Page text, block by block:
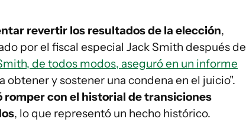
revertir los resultados de la elección,
por el fiscal especial Jack Smith después de
de todos modos, aseguró en un informe
obtener y sostener una condena en el juicio".
con el historial de transiciones
, lo que representó un hecho histórico.